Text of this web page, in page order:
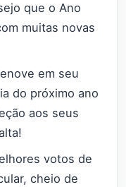
que o Ano
muitas novas
em seu
do próximo ano
aos seus
votos de
cheio de